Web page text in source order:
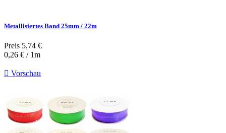
Metallisiertes Band 25mm / 22m
Preis 5,74 €
0,26 € / 1m
 Vorschau